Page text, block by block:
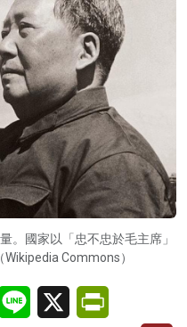
。國家以「忠不忠於毛主席」
Commons）
Line X